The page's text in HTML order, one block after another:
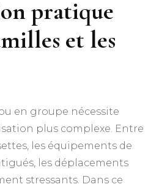
pratique
et les
en groupe nécessite
plus complexe. Entre
les équipements de
les déplacements
stressants. Dans ce